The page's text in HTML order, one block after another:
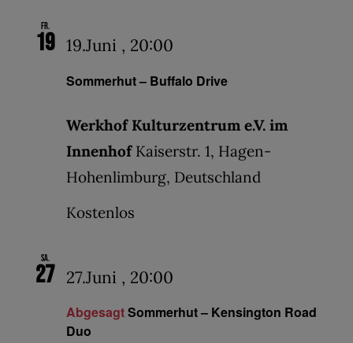
Fr.
19
Sommerhut – Buffalo Drive
19.Juni , 20:00
Werkhof Kulturzentrum e.V. im
Innenhof Kaiserstr. 1, Hagen-
Hohenlimburg, Deutschland
Kostenlos
Sa.
27
AbgesagtSommerhut – Kensington Road
Duo
27.Juni , 20:00